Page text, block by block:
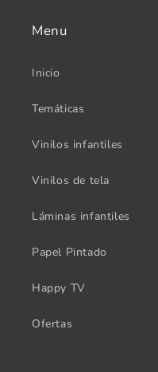
Menu
Inicio
Temáticas
Vinilos infantiles
Vinilos de tela
Láminas infantiles
Papel Pintado
Happy TV
Ofertas